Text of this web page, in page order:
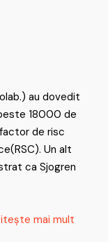
au dovedit
18000 de
de risc
Un alt
ca Sjogren
mai mult